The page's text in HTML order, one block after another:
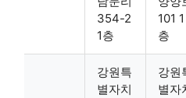
354-2
1층
101 1
층
강원특
별자치
강원
별자